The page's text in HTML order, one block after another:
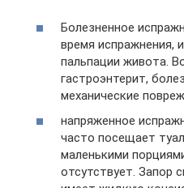
Болезненное
время испражнения,
пальпации живота.
гастроэнтерит,
механические
напряженное
часто посещает
маленькими
отсутствует. Запор